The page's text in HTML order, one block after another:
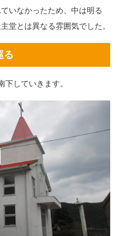
いなかったため、中は明る
堂とは異なる雰囲気でした。
る
下していきます。